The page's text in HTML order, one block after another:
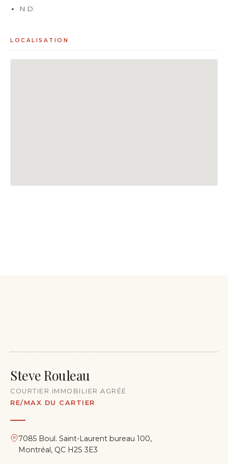
N.D.
LOCALISATION
Steve Rouleau
COURTIER IMMOBILIER AGRÉÉ
RE/MAX DU CARTIER
7085 Boul. Saint-Laurent bureau 100,
Montréal, QC H2S 3E3